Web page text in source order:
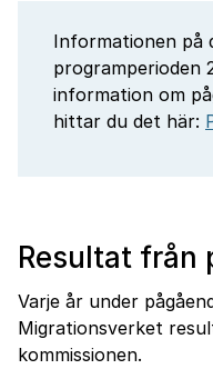
Informationen på
programperioden
information om
hittar du det här:
Resultat från
Varje år under
Migrationsverket
kommissionen.